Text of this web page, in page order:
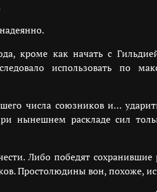
кроме как начать с
использовать по
числа союзников и…
нынешнем раскладе сил
Либо победят
Простолюдины вон, похоже,